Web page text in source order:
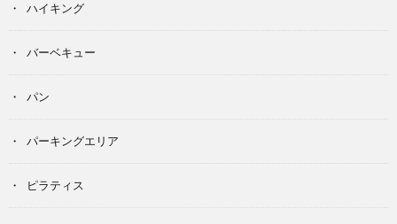
ハイキング
バーベキュー
パン
パーキングエリア
ピラティス